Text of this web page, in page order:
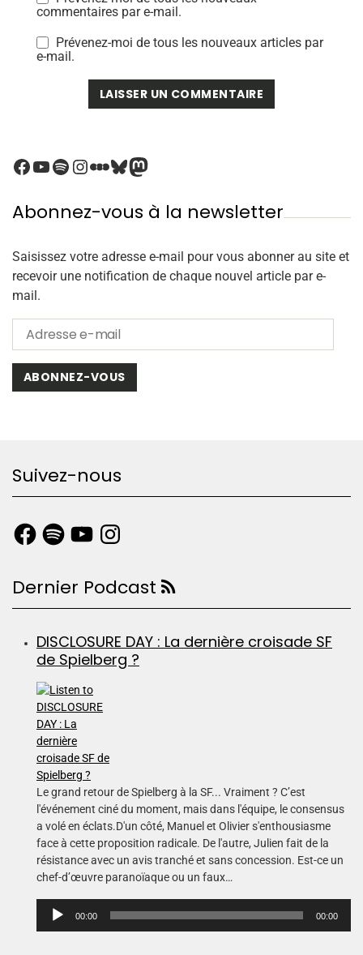
commentaires par e-mail.
Prévenez-moi de tous les nouveaux articles par
e-mail.
Abonnez-vous à la newsletter
Saisissez votre adresse e-mail pour vous abonner au site et
recevoir une notification de chaque nouvel article par e-
mail.
ABONNEZ-VOUS
Suivez-nous
Dernier Podcast
DISCLOSURE DAY : La dernière croisade SF
de Spielberg ?
Le grand retour de Spielberg à la SF... Vraiment ? C’est
l'événement ciné du moment, mais dans l'équipe, le consensus
a volé en éclats.D'un côté, Manuel et Olivier s'enthousiasme
face à cette proposition radicale. De l'autre, Julien fait de la
résistance avec un avis tranché et sans concession. Est-ce un
chef-d’œuvre paranoïaque ou un faux…
00:00 00:00